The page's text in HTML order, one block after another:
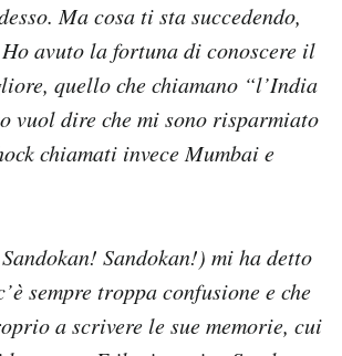
Ma cosa ti sta succedendo,
avuto la fortuna di conoscere il
quello che chiamano “l’India
vuol dire che mi sono risparmiato
chiamati invece Mumbai e
Sandokan!) mi ha detto
sempre troppa confusione e che
a scrivere le sue memorie, cui